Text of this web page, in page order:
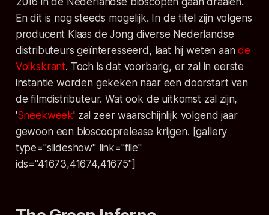
En dit is nog steeds mogelijk. In de titel zijn volgens
producent Klaas de Jong diverse Nederlandse
distributeurs geïnteresseerd, laat hij weten aande
Volkskrant. Toch is dat voorbarig, er zal in eerste
instantie worden gekeken naar een doorstart van
de filmdistributeur. Wat ook de uitkomst zal zijn,
'Sneekweek' zal zeer waarschijnlijk volgend jaar
gewoon een bioscooprelease krijgen. [gallery
type="slideshow" link="file"
ids="41673,41674,41675"]